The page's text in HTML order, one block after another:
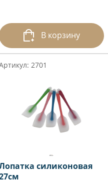
В корзину
2701
силиконовая